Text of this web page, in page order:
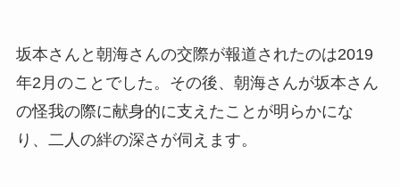
坂本さんと朝海さんの交際が報道されたのは2019
年2月のことでした。その後、朝海さんが坂本さん
の怪我の際に献身的に支えたことが明らかにな
り、二人の絆の深さが伺えます。